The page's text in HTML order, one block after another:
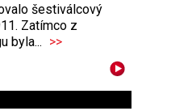
šestiválcový
Zatímco z
byla... >>